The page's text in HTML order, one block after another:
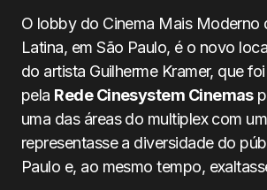
O lobby do Cinema Mais Moderno
Latina, em São Paulo, é o novo
do artista Guilherme Kramer, que
pela Rede Cinesystem Cinemas
uma das áreas do multiplex com
representasse a diversidade do
Paulo e, ao mesmo tempo,